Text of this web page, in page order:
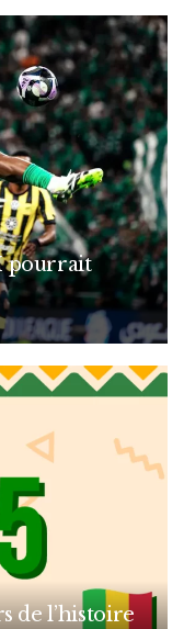
pourrait
de l’histoire